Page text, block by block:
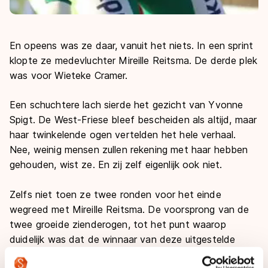
En opeens was ze daar, vanuit het niets. In een sprint
klopte ze medevluchter Mireille Reitsma. De derde plek
was voor Wieteke Cramer.
Een schuchtere lach sierde het gezicht van Yvonne
Spigt. De West-Friese bleef bescheiden als altijd, maar
haar twinkelende ogen vertelden het hele verhaal.
Nee, weinig mensen zullen rekening met haar hebben
gehouden, wist ze. En zij zelf eigenlijk ook niet.
Zelfs niet toen ze twee ronden voor het einde
wegreed met Mireille Reitsma. De voorsprong van de
twee groeide zienderogen, tot het punt waarop
duidelijk was dat de winnaar van deze uitgestelde
werdstrijd van de KPN Marathon Cup uit dat duo